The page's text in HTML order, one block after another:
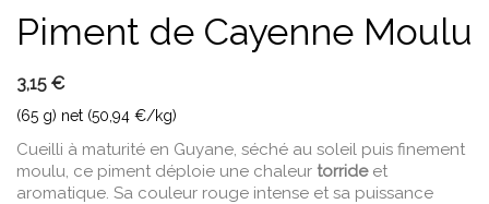
Piment de Cayenne Moulu
3,15 €
(65 g) net (50,94 €/kg)
Cueilli à maturité en Guyane, séché au soleil puis finement
moulu, ce piment déploie une chaleur torrideet
aromatique. Sa couleur rouge intense et sa puissance